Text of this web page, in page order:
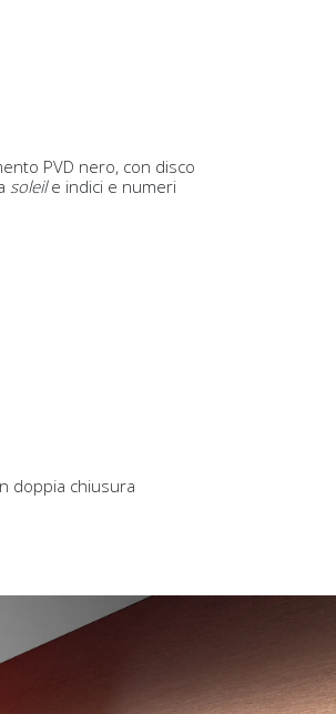
PVD nero, con disco
soleile indici e numeri
doppia chiusura